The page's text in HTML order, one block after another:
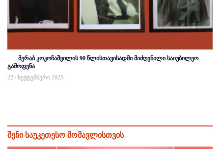
მერაბ კოკოჩაშვილის 90 წლისთავისადმი მიძღვნილი საიუბილეო
გამოფენა
22 / სექტემბერი 2025
შენი საუკეთესო მომავლისთვის